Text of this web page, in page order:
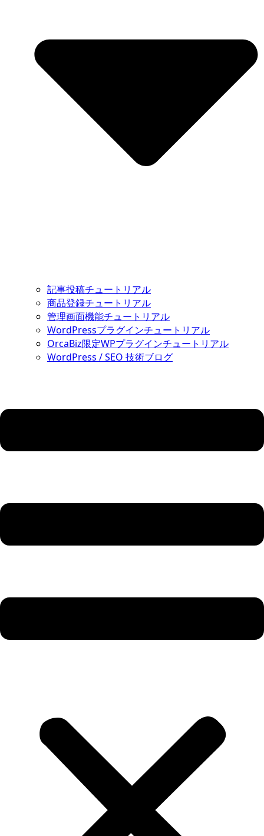
記事投稿チュートリアル
商品登録チュートリアル
管理画面機能チュートリアル
WordPressプラグインチュートリアル
OrcaBiz限定WPプラグインチュートリアル
WordPress / SEO 技術ブログ